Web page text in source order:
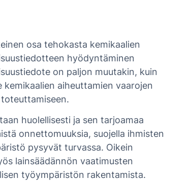
osa tehokasta kemikaalien
hyödyntäminen
on paljon muutakin, kuin
aiheuttamien vaarojen
huolellisesti ja sen tarjoamaa
onnettomuuksia, suojella ihmisten
pysyvät turvassa. Oikein
lainsäädännön vaatimusten
työympäristön rakentamista.